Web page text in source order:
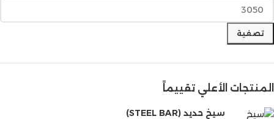
تصفية
المنتجات الأعلي تقييماً
سيخ حديد (STEEL BAR)